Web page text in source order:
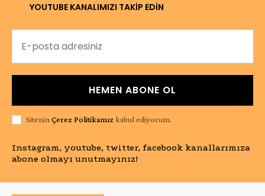
YOUTUBE KANALIMIZI TAKİP EDİN
HEMEN ABONE OL
Sitenin Çerez Politikamızkabul ediyorum.
Instagram, youtube, twitter, facebook kanallarımıza
abone olmayı unutmayınız!